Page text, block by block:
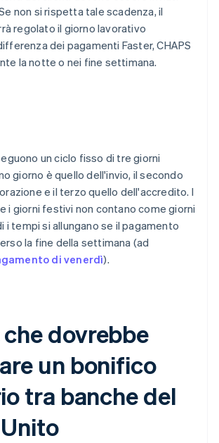
non si rispetta tale scadenza, il
regolato il giorno lavorativo
dei pagamenti Faster, CHAPS
la notte o nei fine settimana.
un ciclo fisso di tre giorni
giorno è quello dell'invio, il secondo
e il terzo quello dell'accredito. I
i giorni festivi non contano come giorni
i tempi si allungano se il pagamento
la fine della settimana (ad
di venerdì).
dovrebbe
un bonifico
tra banche del